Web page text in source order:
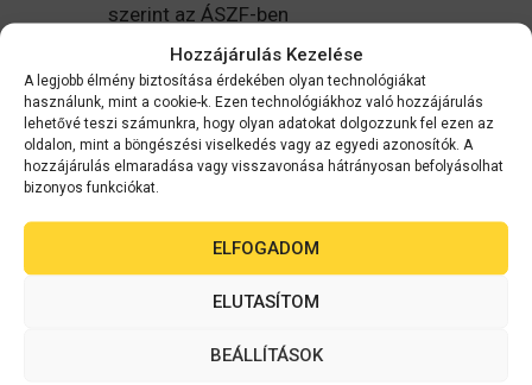
Hozzájárulás Kezelése
A legjobb élmény biztosítása érdekében olyan technológiákat
használunk, mint a cookie-k. Ezen technológiákhoz való hozzájárulás
lehetővé teszi számunkra, hogy olyan adatokat dolgozzunk fel ezen az
oldalon, mint a böngészési viselkedés vagy az egyedi azonosítók. A
hozzájárulás elmaradása vagy visszavonása hátrányosan befolyásolhat
bizonyos funkciókat.
ELFOGADOM
ELUTASÍTOM
BEÁLLÍTÁSOK
szerint az ÁSZF-ben
Telefonos ügyelet nyitva tartás: Az online
megrendelt termékek kiszállítása
általában 5-10 munkanapon belül történik.
Amennyiben a termék nincs raktáron, úgy
e-mail és/vagy telefon útján értesítünk a
várható szállításról.
Termékekre érvényes szavatosság és
annak részletei: Termék tárgyoldalon
Termékekre érvényes jótállás és annak
részletei: Termék tárgyoldalon